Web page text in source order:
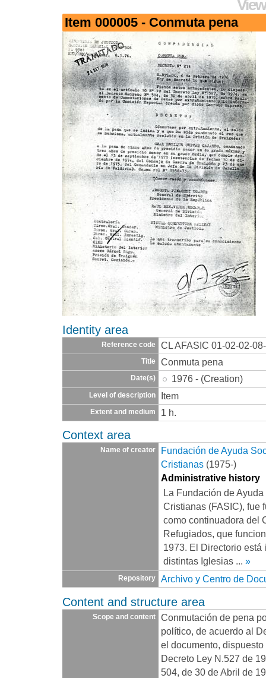
Item 000005 - Conmuta pena
Identity area
Reference code CL AFASIC 01-02-02-
Title Conmuta pena
Date(s) 1976 - (Creation)
Level of description Item
Extent and medium 1 h.
Context area
Name of creator
Fundación de Ayuda
Cristianas (1975-)
Administrative history
La Fundación de
Cristianas (FASIC), fue
como continuadora del
Refugiados, que
1973. El Directorio está
distintas Iglesias ... »
Repository Archivo y Centro de
Content and structure area
Scope and content
Conmutación de pena
político, de acuerdo al
el documento,
Decreto Ley N.527 de
504, de 30 de Abril de